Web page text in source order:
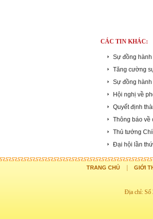
CÁC TIN KHÁC:
Sự đồng
Tăng cường
Sự đồng
Hội nghị về
Quyết định
Thông báo về
Thủ tướng
Đại hội lần
TRANG CHỦ GIỚI
Địa chỉ: Số